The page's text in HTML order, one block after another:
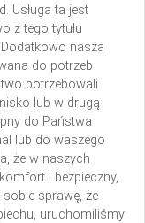
Usługa ta jest
z tego tytułu
nasza
do potrzeb
potrzebowali
lub w drugą
do Państwa
lub do waszego
że w naszych
i bezpieczny,
sprawę, że
uruchomiliśmy